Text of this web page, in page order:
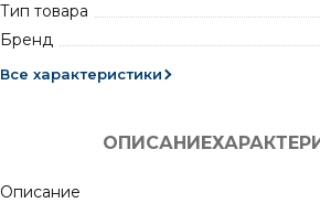
Тип товара
Бренд
Все характеристики
ОПИСАНИЕ
Описание